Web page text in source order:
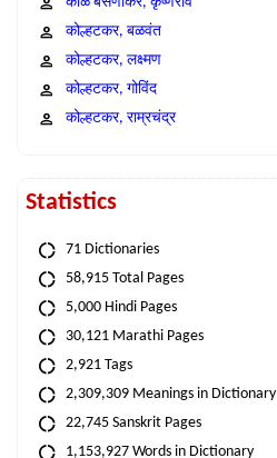
कोल्हटकर, बळवंत
कोल्हटकर, लक्ष्मण
कोल्हटकर, गोविंद
कोल्हटकर, राम्रचंद्र
Statistics
71 Dictionaries
58,915 Total Pages
5,000 Hindi Pages
30,121 Marathi Pages
2,921 Tags
2,309,309 Meanings in Dictionary
22,745 Sanskrit Pages
1,153,927 Words in Dictionary